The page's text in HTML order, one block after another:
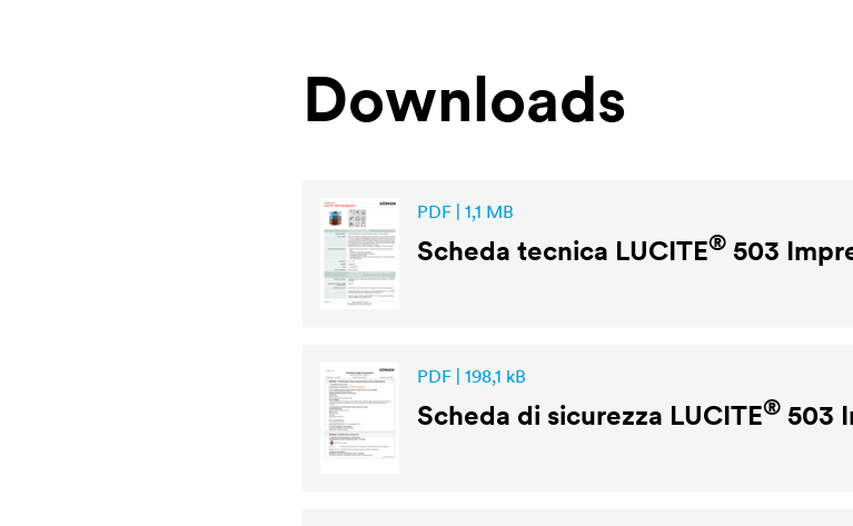
Downloads
PDF | 1,1 MB
Scheda tecnica LUCITE® 503
PDF | 198,1 kB
Scheda di sicurezza LUCITE® 503